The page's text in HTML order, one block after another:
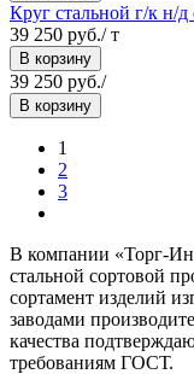
Круг стальной г/к н/д
39 250 руб./ т
В корзину
39 250 руб./
В корзину
1
2
3
В компании «Торг-
стальной сортовой
сортамент изделий
заводами
качества
требованиям ГОСТ.